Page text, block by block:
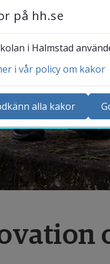
Sök
på hh.se
i Halmstad
i vår policy om kakor
alla kakor